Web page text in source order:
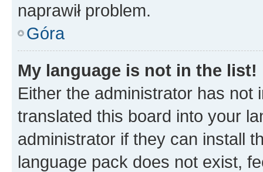
naprawił problem.
Góra
My language is not in the list!
Either the administrator has not
translated this board into your
administrator if they can install
language pack does not exist,